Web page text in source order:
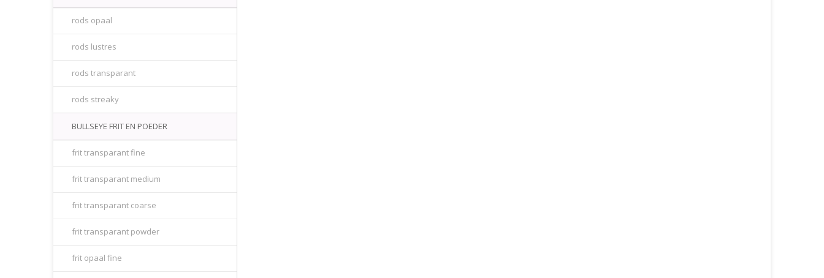
rods opaal
rods lustres
rods transparant
rods streaky
BULLSEYE FRIT EN POEDER
frit transparant fine
frit transparant medium
frit transparant coarse
frit transparant powder
frit opaal fine